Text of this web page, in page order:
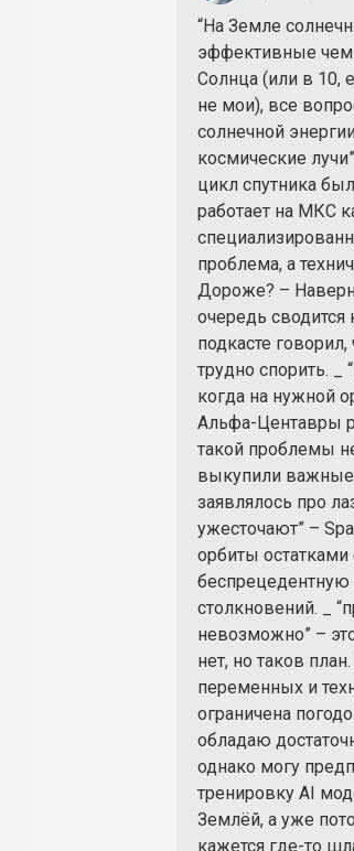
“На Земле
эффективные чем
Солнца (или в 10,
не мои), все
солнечной
космические
цикл спутника
работает на МКС
проблема, а
Дороже? –
очередь
подкасте
трудно спорить. _
когда на нужной
Альфа-Центавры
такой проблемы
выкупили
заявлялось про
ужесточают” –
орбиты остатками
беспрецедентную
столкновений. _
невозможно” –
нет, но таков
переменных и
ограничена
обладаю
однако могу
тренировку AI
Землёй, а уже
кажется где-то